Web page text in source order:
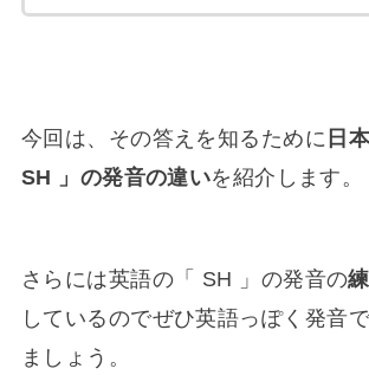
今回は、その答えを知るために 日
SH 」の発音の違いを紹介します。
さらには英語の「 SH 」の発音の
しているのでぜひ英語っぽく発音
ましょう。